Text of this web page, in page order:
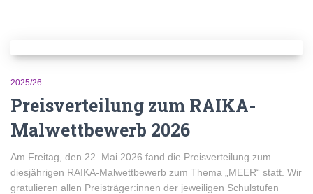
2025/26
Preisverteilung zum RAIKA-
Malwettbewerb 2026
Am Freitag, den 22. Mai 2026 fand die Preisverteilung zum
diesjährigen RAIKA-Malwettbewerb zum Thema „MEER“ statt. Wir
gratulieren allen Preisträger:innen der jeweiligen Schulstufen